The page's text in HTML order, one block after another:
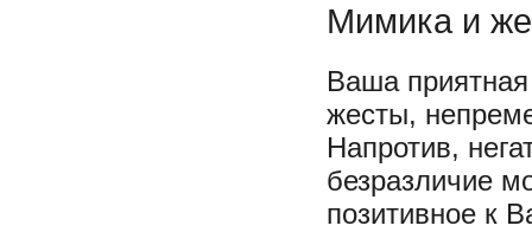
Мимика и
Ваша
жесты,
Напротив,
безразличие
позитивное к